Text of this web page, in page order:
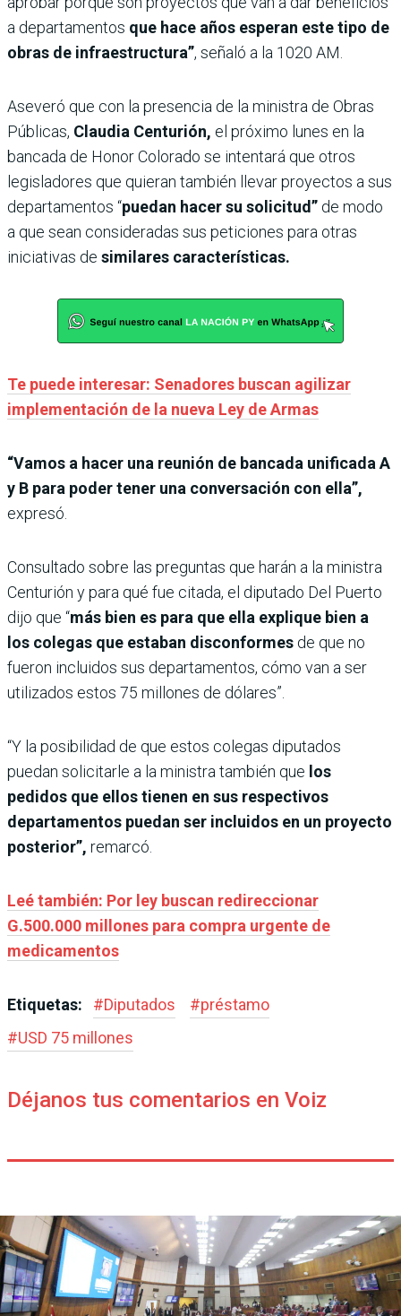
a departamentos que hace años esperan este tipo de
obras de infraestructura”, señaló a la 1020 AM.
Aseveró que con la presencia de la ministra de Obras
Públicas, Claudia Centurión, el próximo lunes en la
bancada de Honor Colorado se intentará que otros
legisladores que quieran también llevar proyectos a sus
departamentos “puedan hacer su solicitud” de modo
a que sean consideradas sus peticiones para otras
iniciativas de similares características.
Te puede interesar: Senadores buscan agilizar
implementación de la nueva Ley de Armas
“Vamos a hacer una reunión de bancada unificada A
y B para poder tener una conversación con ella”,
expresó.
Consultado sobre las preguntas que harán a la ministra
Centurión y para qué fue citada, el diputado Del Puerto
dijo que “más bien es para que ella explique bien a
los colegas que estaban disconformes de que no
fueron incluidos sus departamentos, cómo van a ser
utilizados estos 75 millones de dólares”.
“Y la posibilidad de que estos colegas diputados
puedan solicitarle a la ministra también que los
pedidos que ellos tienen en sus respectivos
departamentos puedan ser incluidos en un proyecto
posterior”, remarcó.
Leé también: Por ley buscan redireccionar
G.500.000 millones para compra urgente de
medicamentos
Etiquetas: #Diputados #préstamo
#USD 75 millones
Déjanos tus comentarios en Voiz